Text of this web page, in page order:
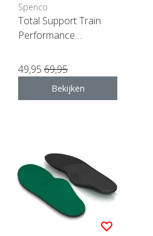
Spenco
Total Support Train
Performance
49,95 69,95
Bekijken